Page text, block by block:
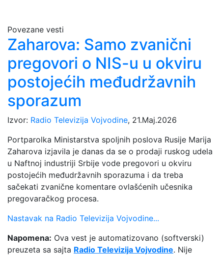
Povezane vesti
Zaharova: Samo zvanični
pregovori o NIS-u u okviru
postojećih međudržavnih
sporazum
Izvor: Radio Televizija Vojvodine, 21.Maj.2026
Portparolka Ministarstva spoljnih poslova Rusije Marija
Zaharova izjavila je danas da se o prodaji ruskog udela
u Naftnoj industriji Srbije vode pregovori u okviru
postojećih međudržavnih sporazuma i da treba
sačekati zvanične komentare ovlašćenih učesnika
pregovaračkog procesa.
Nastavak na Radio Televizija Vojvodine...
Napomena: Ova vest je automatizovano (softverski)
preuzeta sa sajta Radio Televizija Vojvodine. Nije